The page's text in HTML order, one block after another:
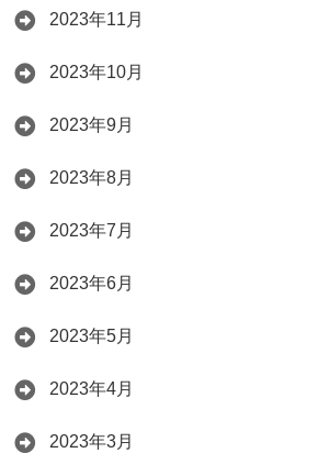
2023年11月
2023年10月
2023年9月
2023年8月
2023年7月
2023年6月
2023年5月
2023年4月
2023年3月